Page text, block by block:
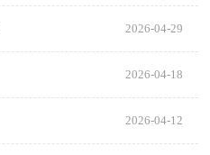
2026-04-29
2026-04-18
2026-04-12